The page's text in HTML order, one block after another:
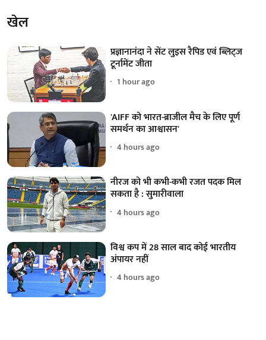
खेल
प्रज्ञानानंदा ने सेंट लुइस रैपिड एवं ब्लिट्ज
टूर्नामेंट जीता
1 hour ago
'AIFF को भारत-ब्राजील मैच के लिए पूर्ण
समर्थन का आश्वासन'
4 hours ago
नीरज को भी कभी-कभी रजत पदक मिल
सकता है : सुमारीवाला
4 hours ago
विश्व कप में 28 साल बाद कोई भारतीय
अंपायर नहीं
4 hours ago